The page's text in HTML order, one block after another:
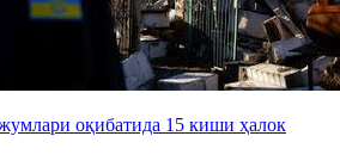
оқибатида 15 киши ҳалок